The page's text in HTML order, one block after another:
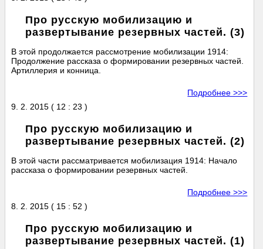
Про русскую мобилизацию и
развертывание резервных частей. (3)
В этой продолжается рассмотрение мобилизации 1914:
Продолжение рассказа о формировании резервных частей.
Артиллерия и конница.
Подробнее >>>
9. 2. 2015 ( 12 : 23 )
Про русскую мобилизацию и
развертывание резервных частей. (2)
В этой части рассматривается мобилизация 1914: Начало
рассказа о формировании резервных частей.
Подробнее >>>
8. 2. 2015 ( 15 : 52 )
Про русскую мобилизацию и
развертывание резервных частей. (1)